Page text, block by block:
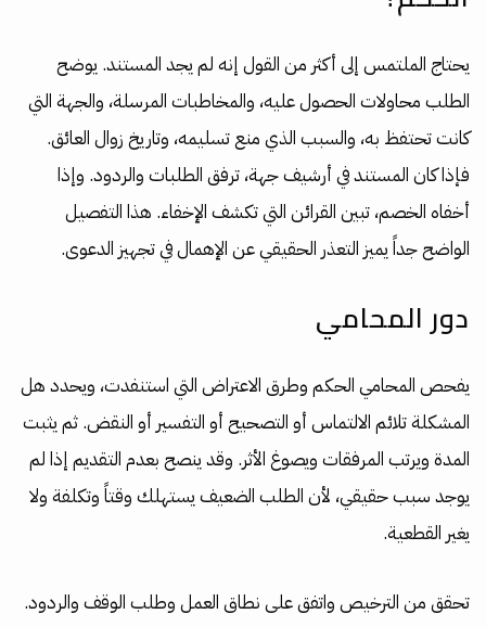
يحتاج الملتمس إلى أكثر من القول إنه لم يجد المستند. يوضح
الطلب محاولات الحصول عليه، والمخاطبات المرسلة، والجهة التي
كانت تحتفظ به، والسبب الذي منع تسليمه، وتاريخ زوال العائق.
فإذا كان المستند في أرشيف جهة، ترفق الطلبات والردود. وإذا
أخفاه الخصم، تبين القرائن التي تكشف الإخفاء. هذا التفصيل
الواضح جداً يميز التعذر الحقيقي عن الإهمال في تجهيز الدعوى.
دور المحامي
يفحص المحامي الحكم وطرق الاعتراض التي استنفدت، ويحدد هل
المشكلة تلائم الالتماس أو التصحيح أو التفسير أو النقض. ثم يثبت
المدة ويرتب المرفقات ويصوغ الأثر. وقد ينصح بعدم التقديم إذا لم
يوجد سبب حقيقي، لأن الطلب الضعيف يستهلك وقتاً وتكلفة ولا
يغير القطعية.
تحقق من الترخيص واتفق على نطاق العمل وطلب الوقف والردود.